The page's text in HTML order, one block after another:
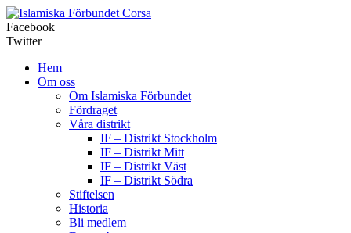
Corsa
Facebook
Twitter
Hem
Om oss
Om Islamiska Förbundet
Fördraget
Våra distrikt
IF – Distrikt Stockholm
IF – Distrikt Mitt
IF – Distrikt Väst
IF – Distrikt Södra
Stiftelsen
Historia
Bli medlem